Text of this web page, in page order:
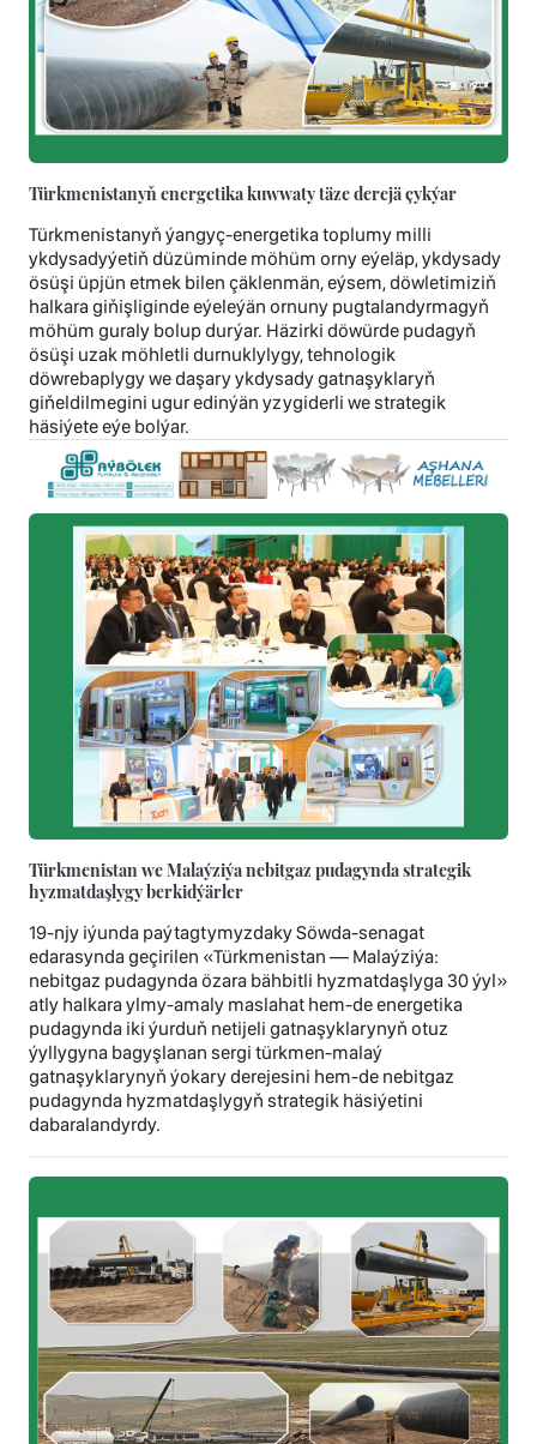
Türkmenistanyň energetika kuwwaty täze derejä çykýar
Türkmenistanyň ýangyç-energetika toplumy milli
ykdysadyýetiň düzüminde möhüm orny eýeläp, ykdysady
ösüşi üpjün etmek bilen çäklenmän, eýsem, döwletimiziň
halkara giňişliginde eýeleýän ornuny pugtalandyrmagyň
möhüm guraly bolup durýar. Häzirki döwürde pudagyň
ösüşi uzak möhletli durnuklylygy, tehnologik
döwrebaplygy we daşary ykdysady gatnaşyklaryň
giňeldilmegini ugur edinýän yzygiderli we strategik
häsiýete eýe bolýar.
Türkmenistan we Malaýziýa nebitgaz pudagynda strategik
hyzmatdaşlygy berkidýärler
19-njy iýunda paýtagtymyzdaky Söwda-senagat
edarasynda geçirilen «Türkmenistan — Malaýziýa:
nebitgaz pudagynda özara bähbitli hyzmatdaşlyga 30 ýyl»
atly halkara ylmy-amaly maslahat hem-de energetika
pudagynda iki ýurduň netijeli gatnaşyklarynyň otuz
ýyllygyna bagyşlanan sergi türkmen-malaý
gatnaşyklarynyň ýokary derejesini hem-de nebitgaz
pudagynda hyzmatdaşlygyň strategik häsiýetini
dabaralandyrdy.